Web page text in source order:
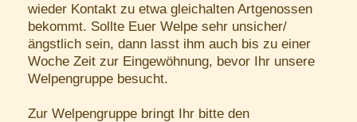
wieder Kontakt zu etwa gleichalten Artgenossen
bekommt. Sollte Euer Welpe sehr unsicher/
ängstlich sein, dann lasst ihm auch bis zu einer
Woche Zeit zur Eingewöhnung, bevor Ihr unsere
Welpengruppe besucht.
Zur Welpengruppe bringt Ihr bitte den